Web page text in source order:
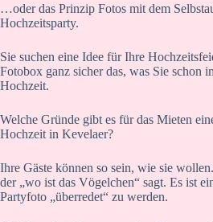
…oder das Prinzip Fotos mit dem
Hochzeitsparty.
Sie suchen eine Idee für Ihre
Fotobox ganz sicher das, was Sie schon
Hochzeit.
Welche Gründe gibt es für das Mieten
Hochzeit in Kevelaer?
Ihre Gäste können so sein, wie sie
der „wo ist das Vögelchen“ sagt. Es ist
Partyfoto „überredet“ zu werden.